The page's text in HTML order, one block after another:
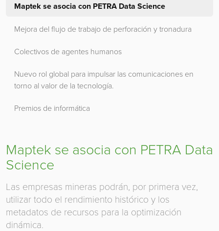
Maptek se asocia con PETRA Data Science
Mejora del flujo de trabajo de perforación y tronadura
Colectivos de agentes humanos
Nuevo rol global para impulsar las comunicaciones en
torno al valor de la tecnología.
Premios de informática
Maptek se asocia con PETRA Data
Science
Las empresas mineras podrán, por primera vez,
utilizar todo el rendimiento histórico y los
metadatos de recursos para la optimización
dinámica.